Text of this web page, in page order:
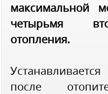
максимальной
четырьмя
отопления.
после